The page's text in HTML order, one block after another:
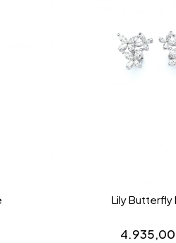
Lily Butterfly
4.935,00